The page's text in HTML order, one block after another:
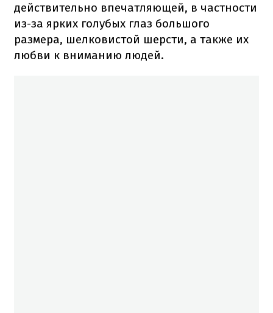
действительно впечатляющей, в частности
из-за ярких голубых глаз большого
размера, шелковистой шерсти, а также их
любви к вниманию людей.